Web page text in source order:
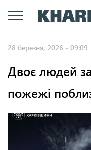
28 березня, 2026 - 09:09
Двоє людей
пожежі